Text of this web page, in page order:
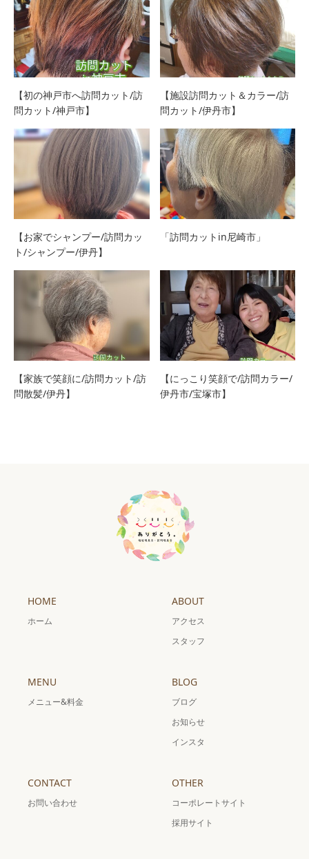
【初の神戸市へ訪問カット/訪
問カット/神戸市】
【施設訪問カット＆カラー/訪
問カット/伊丹市】
【お家でシャンプー/訪問カッ
ト/シャンプー/伊丹】
「訪問カットin尼崎市」
【家族で笑顔に/訪問カット/訪
問散髪/伊丹】
【にっこり笑顔で/訪問カラー/
伊丹市/宝塚市】
HOME
ホーム
ABOUT
アクセス
スタッフ
MENU
メニュー&料金
BLOG
ブログ
お知らせ
インスタ
CONTACT
お問い合わせ
OTHER
コーポレートサイト
採用サイト